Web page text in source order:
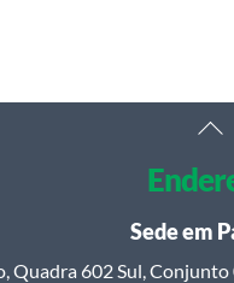
Sede em
Quadra 602 Sul,